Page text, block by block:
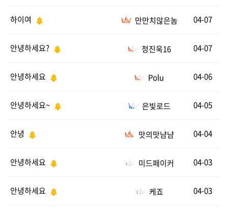
하이여 만만치않은놈 04-07
안녕하세요? 정진욱16 04-07
안녕하세요 Polu 04-06
안녕하세요~ 은빛로드 04-05
안녕 맛의맛냠냠 04-04
안녕하세요 미드페이커 04-03
안녕하세요 케죠 04-03